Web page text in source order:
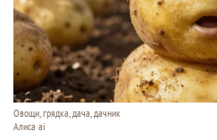
Овощи, грядка, дача, дачник
Алиса ai